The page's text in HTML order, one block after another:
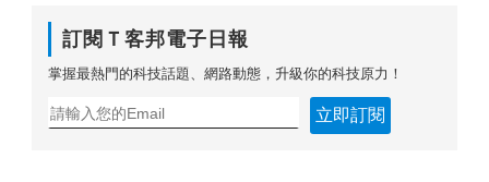
訂閱Ｔ客邦電子日報
掌握最熱門的科技話題、網路動態，升級你的科技原力！
立即訂閱